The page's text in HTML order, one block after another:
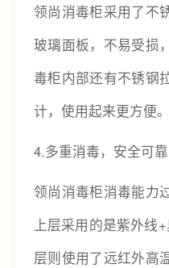
领尚消毒柜采用了不
玻璃面板，不易受损
毒柜内部还有不锈钢
计，使用起来更方便。
4.多重消毒，安全可靠
领尚消毒柜消毒能力
上层采用的是紫外线
层则使用了远红外高